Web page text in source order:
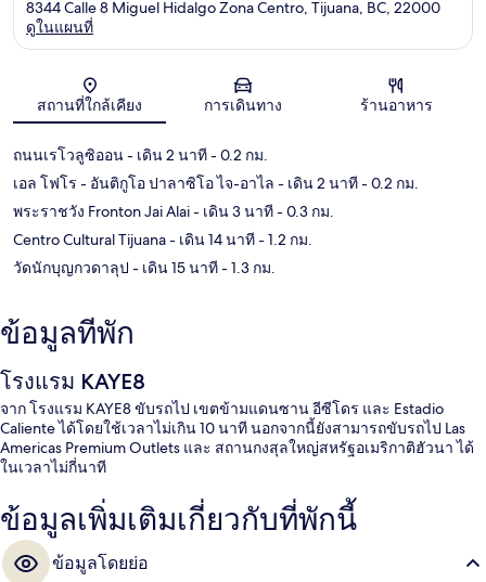
แผนที่
8344 Calle 8 Miguel Hidalgo Zona Centro, Tijuana, BC, 22000
ดูในแผนที่
สถานที่ใกล้เคียง การเดินทาง ร้านอาหาร
ถนนเรโวลูซิออน- เดิน 2 นาที- 0.2 กม.
เอล โฟโร - อันติกูโอ ปาลาซิโอ ไจ-อาไล - เดิน 2 นาที- 0.2 กม.
พระราชวัง Fronton Jai Alai- เดิน 3 นาที- 0.3 กม.
Centro Cultural Tijuana- เดิน 14 นาที- 1.2 กม.
วัดนักบุญกวดาลุป - เดิน 15 นาที- 1.3 กม.
ข้อมูลที่พัก
โรงแรม KAYE8
จาก โรงแรม KAYE8 ขับรถไป เขตข้ามแดนซาน อีซีโดร และ Estadio
Caliente ได้โดยใช้เวลาไม่เกิน 10 นาที นอกจากนี้ยังสามารถขับรถไป Las
Americas Premium Outlets และ สถานกงสุลใหญ่สหรัฐอเมริกาติฮัวนา ได้
ในเวลาไม่กี่นาที
ข้อมูลเพิ่มเติมเกี่ยวกับที่พักนี้
ข้อมูลโดยย่อ